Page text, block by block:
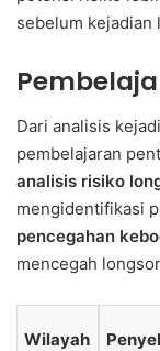
sebelum kejadian
Dari analisis
pembelajaran
analisis risiko
mengidentifikasi
pencegahan
mencegah
Wilayah